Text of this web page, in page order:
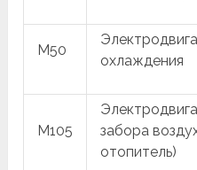
M50
охлаждения
M105
забора
отопитель)